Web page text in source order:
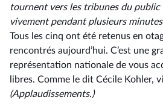
tournent vers les tribunes du public
vivement pendant plusieurs
Tous les cinq ont été retenus en
rencontrés aujourd’hui. C’est une
représentation nationale de vous
libres. Comme le dit Cécile Kohler,
(Applaudissements.)